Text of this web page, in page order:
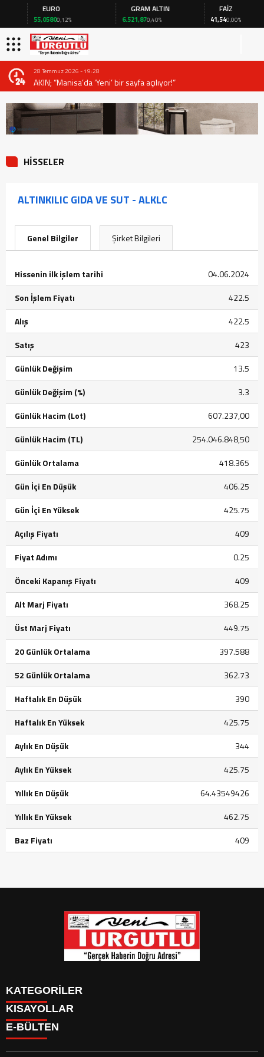
EURO
55,05800,12%
GRAM ALTIN
6.521,870,40%
FAİZ
41,540,00%
28 Temmuz 2026 - 19:28
AKIN; “Manisa’da ‘Yeni’ bir sayfa açılıyor!”
HİSSELER
ALTINKILIC GIDA VE SUT - ALKLC
Genel Bilgiler Şirket Bilgileri
Hissenin ilk işlem tarihi
04.06.2024
Son İşlem Fiyatı
422.5
Alış
422.5
Satış
423
Günlük Değişim
13.5
Günlük Değişim (%)
3.3
Günlük Hacim (Lot)
607.237,00
Günlük Hacim (TL)
254.046.848,50
Günlük Ortalama
418.365
Gün İçi En Düşük
406.25
Gün İçi En Yüksek
425.75
Açılış Fiyatı
409
Fiyat Adımı
0.25
Önceki Kapanış Fiyatı
409
Alt Marj Fiyatı
368.25
Üst Marj Fiyatı
449.75
20 Günlük Ortalama
397.588
52 Günlük Ortalama
362.73
Haftalık En Düşük
390
Haftalık En Yüksek
425.75
Aylık En Düşük
344
Aylık En Yüksek
425.75
Yıllık En Düşük
64.43549426
Yıllık En Yüksek
462.75
Baz Fiyatı
409
KATEGORİLER
GÜNDEM
SİYASET
KISAYOLLAR
GÜNDEM
SİYASET
E-BÜLTEN